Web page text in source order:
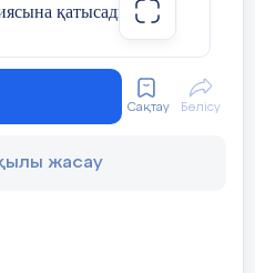
қайықсыздар.
қатысады.
жайдарлы, көпшіл,
сыйлы. Үлкенді
біледі.
қатысып қана
жауапкершілікпен
қолдау көрсетуге
білім деңгейі
Сақтау Бөлісу
жасау